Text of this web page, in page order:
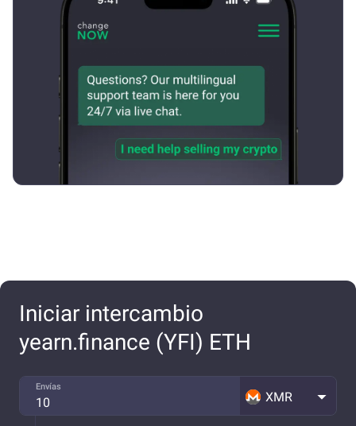
Iniciar intercambio
yearn.finance (YFI) ETH
Envías
XMR